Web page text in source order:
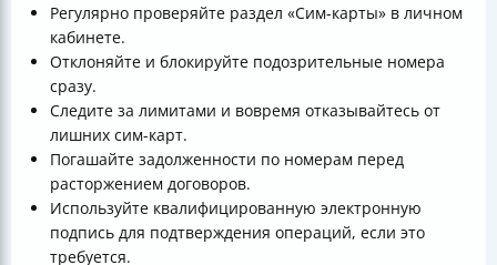
Регулярно проверяйте раздел «Сим-карты» в личном
кабинете.
Отклоняйте и блокируйте подозрительные номера
сразу.
Следите за лимитами и вовремя отказывайтесь от
лишних сим-карт.
Погашайте задолженности по номерам перед
расторжением договоров.
Используйте квалифицированную электронную
подпись для подтверждения операций, если это
требуется.